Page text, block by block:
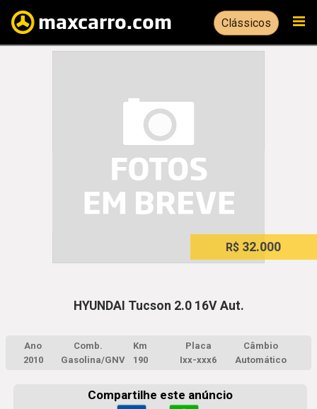
Clássicos
R$ 32.000
HYUNDAI Tucson 2.0 16V Aut.
Ano
2010
Comb.
Gasolina/GNV
Km
190
Placa
Ixx-xxx6
Câmbio
Automático
Compartilhe este anúncio